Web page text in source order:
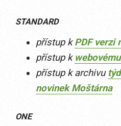
STANDARD
přístup kPDF verzi
přístup k
přístup k archivu
novinek Moštárna
ONE